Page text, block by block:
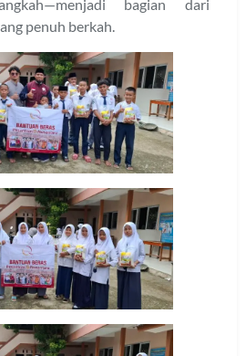
bagian dari
penuh berkah.